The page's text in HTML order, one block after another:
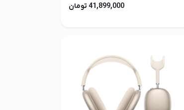
41,899,000 تومان